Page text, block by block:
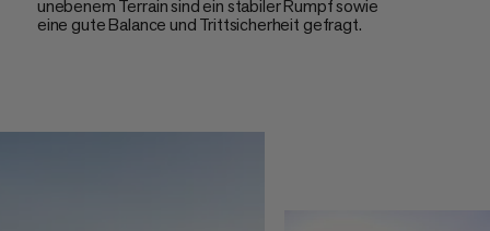
unebenem Terrain sind ein stabiler Rumpf sowie
eine gute Balance und Trittsicherheit gefragt.